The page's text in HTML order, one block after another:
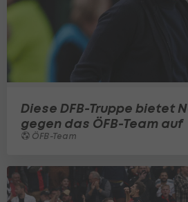
Diese DFB-Truppe bietet
gegen das ÖFB-Team auf
ÖFB-Team